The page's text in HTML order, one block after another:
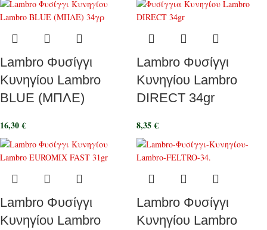
Lambro Φυσίγγι
Κυνηγίου Lambro
BLUE (ΜΠΛΕ)
16,30€
Lambro Φυσίγγι
Κυνηγίου Lambro
DIRECT 34gr
8,35€
Lambro Φυσίγγι
Κυνηγίου Lambro
Lambro Φυσίγγι
Κυνηγίου Lambro